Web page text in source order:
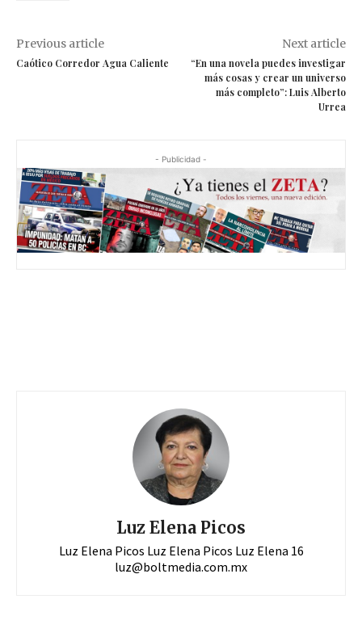
Previous article
Caótico Corredor Agua Caliente
Next article
“En una novela puedes investigar
más cosas y crear un universo
más completo”: Luis Alberto
Urrea
- Publicidad -
Luz Elena Picos
Luz Elena Picos Luz Elena Picos Luz Elena 16
luz@boltmedia.com.mx